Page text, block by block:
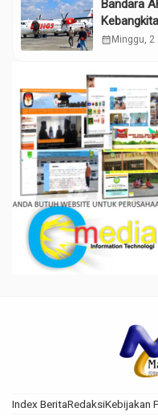
Bandara
calendar_month Minggu, 2
Index BeritaRedaksiKebijakan